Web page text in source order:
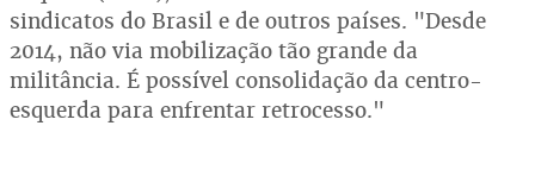
sindicatos do Brasil e de outros países. "Desde
2014, não via mobilização tão grande da
militância. É possível consolidação da centro-
esquerda para enfrentar retrocesso."